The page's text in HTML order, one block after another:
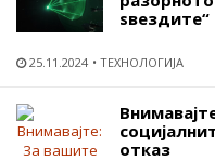
ѕвездите“
25.11.2024 ТЕХНОЛОГИЈА
отказ